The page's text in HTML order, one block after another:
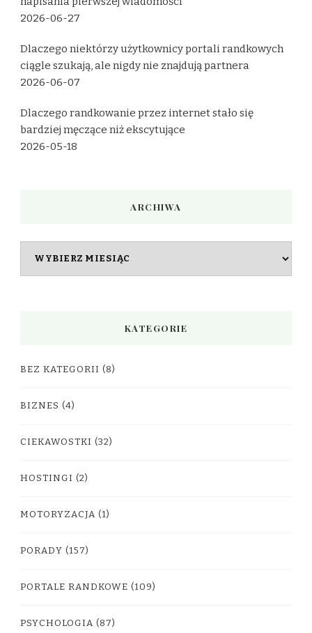
2026-06-27
Dlaczego niektórzy użytkownicy portali randkowych
ciągle szukają, ale nigdy nie znajdują partnera
2026-06-07
Dlaczego randkowanie przez internet stało się
bardziej męczące niż ekscytujące
2026-05-18
ARCHIWA
KATEGORIE
BEZ KATEGORII (8)
BIZNES (4)
CIEKAWOSTKI (32)
HOSTINGI (2)
MOTORYZACJA (1)
PORADY (157)
PORTALE RANDKOWE (109)
PSYCHOLOGIA (87)